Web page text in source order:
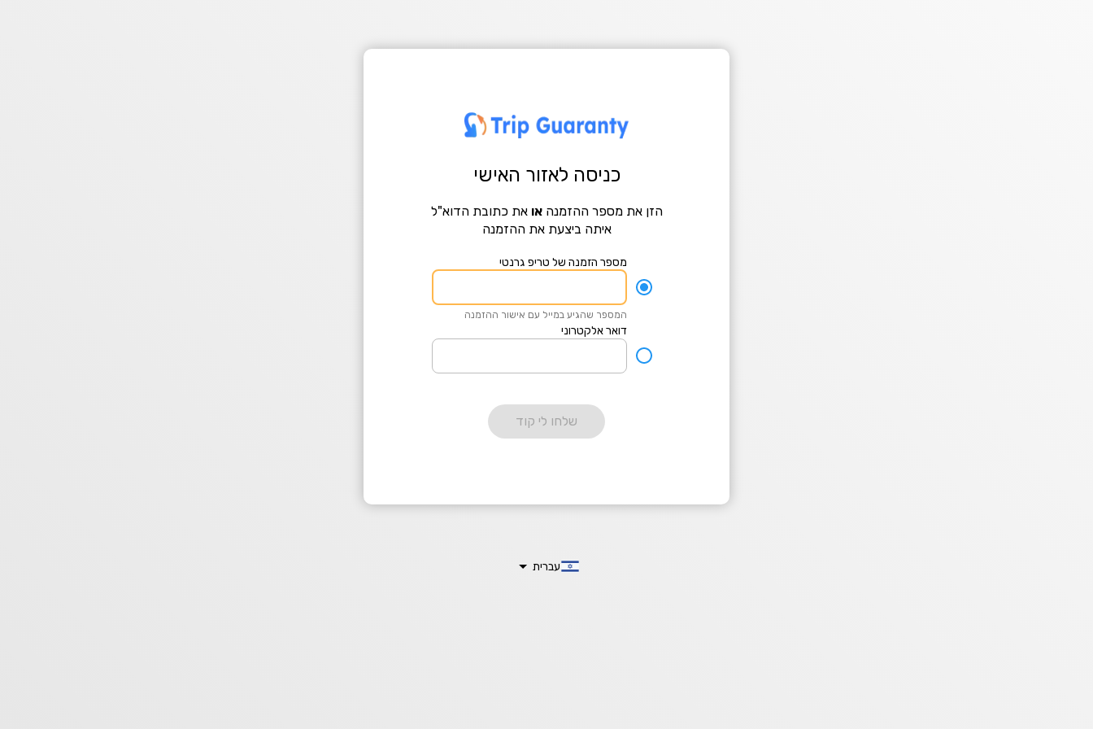
כניסה לאזור האישי
הזן את מספר ההזמנהאו את כתובת הדוא"ל
איתה ביצעת את ההזמנה
מספר הזמנה של טריפ גרנטי
המספר שהגיע במייל עם אישור ההזמנה
דואר אלקטרוני
שלחו לי קוד
עברית